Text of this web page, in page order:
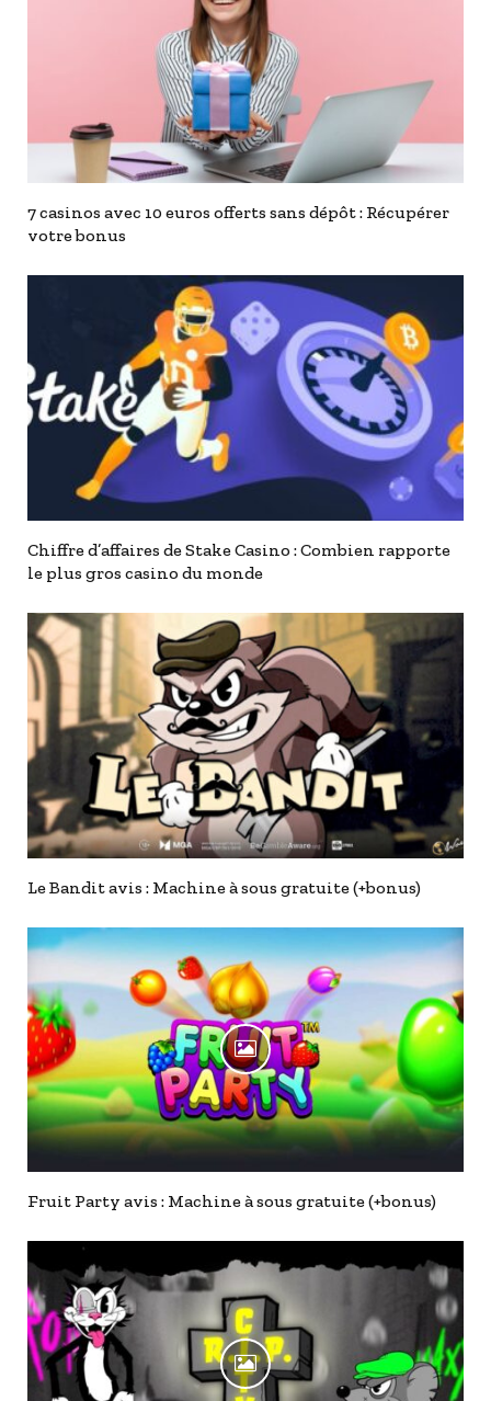
7 casinos avec 10 euros offerts sans dépôt : Récupérer
votre bonus
Chiffre d’affaires de Stake Casino : Combien rapporte
le plus gros casino du monde
Le Bandit avis : Machine à sous gratuite (+bonus)
Fruit Party avis : Machine à sous gratuite (+bonus)